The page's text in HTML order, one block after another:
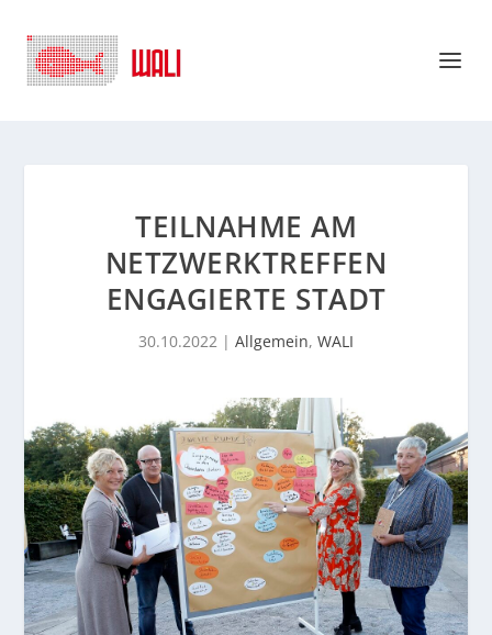
TEILNAHME AM
NETZWERKTREFFEN
ENGAGIERTE STADT
30.10.2022 | Allgemein, WALI